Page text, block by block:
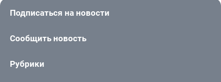
Подписаться на новости
Сообщить новость
Рубрики